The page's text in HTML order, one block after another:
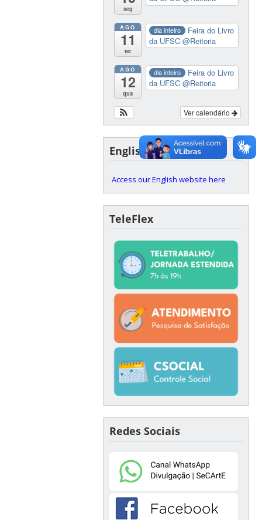
seg
AGO
11
ter
dia inteiro
Feira do Livro
da UFSC@Reitoria
AGO
12
qua
dia inteiro
Feira do Livro
da UFSC@Reitoria
Ver calendário
English version
Access our English website here
TeleFlex
Redes Sociais